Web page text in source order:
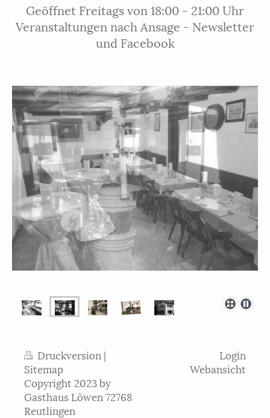
Geöffnet Freitags von 18:00 - 21:00 Uhr
Veranstaltungen nach Ansage - Newsletter
und Facebook
Druckversion |
Sitemap
Copyright 2023 by
Gasthaus Löwen 72768
Reutlingen
Login
Webansicht